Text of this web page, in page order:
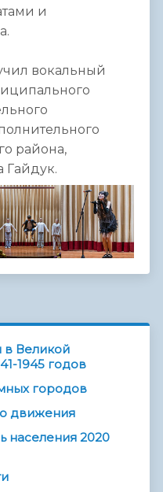
и
вокальный
района,
Гайдук.
Великой
1945 годов
городов
движения
населения 2020